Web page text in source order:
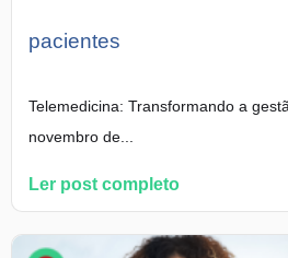
pacientes
Telemedicina: Transformando a
novembro de...
Ler post completo